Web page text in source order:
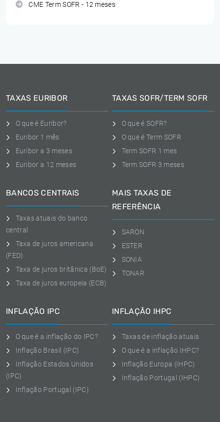
CME Term SOFR - 12 meses
TAXAS EURIBOR
O que é Euribor?
Euribor 1 mês
Euribor a 3 meses
Euribor a 12 meses
TAXAS SOFR/TERM SOFR
O que é SOFR?
O que é Term SOFR
Term SOFR 1 mes
Term SOFR 3 meses
BANCOS CENTRAIS
Taxas atuais do banco
central
Taxa de juros americana
(FED)
Taxa de juros britânica (BoE)
Taxa de juros europeia (ECB)
MAIS TAXAS DE
REFERÊNCIA
SARON
ESTER
SONIA
TONAR
INFLAÇÃO IPC
O que é a inflação do IPC?
Inflação Brasil (IPC)
Inflação Estados Unidos
(IPC)
Inflação Portugal (IPC)
INFLAÇÃO IHPC
Taxas de inflação atuais
O que é a inflação IHPC?
Inflação Europa (IHPC)
Inflação Portugal (IHPC)